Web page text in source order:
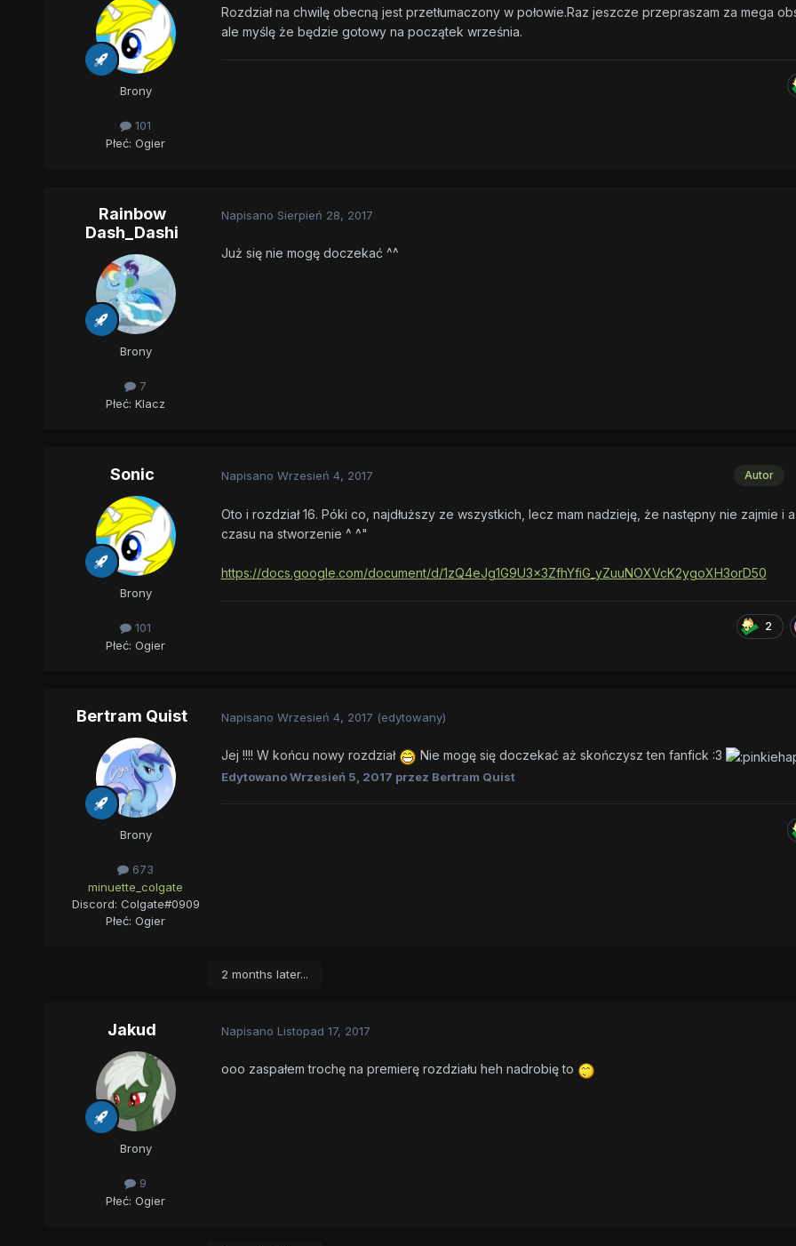
Brony
101
Płeć: Ogier
Rozdział na chwilę obecną jest przetłumaczony w połowie.Raz jeszcze przepraszam za mega
ale myślę że będzie gotowy na początek września.
Rainbow
Dash_Dashi
Brony
7
Płeć: Klacz
Napisano Sierpień 28, 2017
Już się nie mogę doczekać ^^
Sonic
Brony
101
Płeć: Ogier
Autor
Napisano Wrzesień 4, 2017
Oto i rozdział 16. Póki co, najdłuższy ze wszystkich, lecz mam nadzieję, że następny nie zajmie i
czasu na stworzenie ^ ^"
https://docs.google.com/document/d/1zQ4eJg1G9U3x3ZfhYfiG_yZuuNOXVcK2ygoXH3orD50
2
Bertram Quist
Brony
673
minuette_colgate
Discord: Colgate#0909
Płeć: Ogier
Napisano Wrzesień 4, 2017 (edytowany)
Jej !!!! W końcu nowy rozdział Nie mogę się doczekać aż skończysz ten fanfick :3
EdytowanoWrzesień 5, 2017 przez Bertram Quist
2 months later...
Jakud
Brony
9
Płeć: Ogier
Napisano Listopad 17, 2017
ooo zaspałem trochę na premierę rozdziału heh nadrobię to